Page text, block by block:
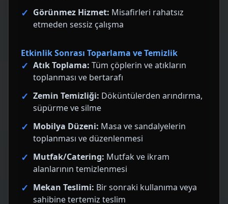
Görünmez Hizmet: Misafirleri rahatsız
etmeden sessiz çalışma
Etkinlik Sonrası Toparlama ve Temizlik
Atık Toplama: Tüm çöplerin ve atıkların
toplanması ve bertarafı
Zemin Temizliği: Döküntülerden arındırma,
süpürme ve silme
Mobilya Düzeni: Masa ve sandalyelerin
toplanması ve düzenlenmesi
Mutfak/Catering: Mutfak ve ikram
alanlarının temizlenmesi
Mekan Teslimi: Bir sonraki kullanıma veya
sahibine tertemiz teslim